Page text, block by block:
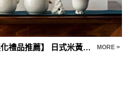
【客製化禮品推薦】 日式米黃釉功夫茶具客製 MORE >